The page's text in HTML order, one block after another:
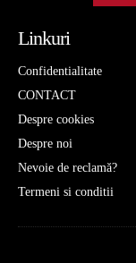
Linkuri
Confidentialitate
CONTACT
Despre cookies
Despre noi
Nevoie de reclamă?
Termeni si conditii